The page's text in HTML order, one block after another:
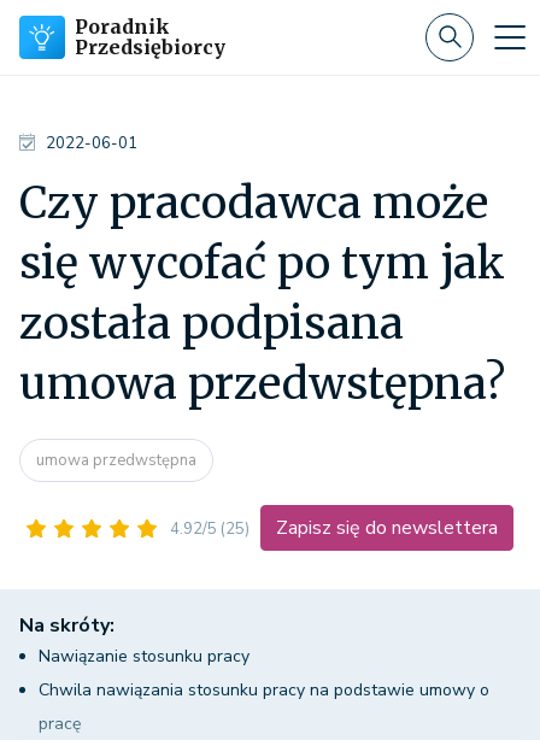
Poradnik
Przedsiębiorcy
2022-06-01
Czy pracodawca może
się wycofać po tym jak
została podpisana
umowa przedwstępna?
umowa przedwstępna
4.92/5 (25) Zapisz się do newslettera
Na skróty:
Nawiązanie stosunku pracy
Chwila nawiązania stosunku pracy na podstawie umowy o
pracę